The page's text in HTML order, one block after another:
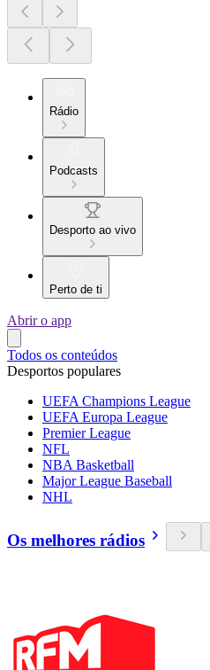
Rádio
Podcasts
Desporto ao vivo
Perto de ti
Abrir o app
Todos os conteúdos
Desportos populares
UEFA Champions League
UEFA Europa League
Premier League
NFL
NBA Basketball
Major League Baseball
NHL
Os melhores rádios